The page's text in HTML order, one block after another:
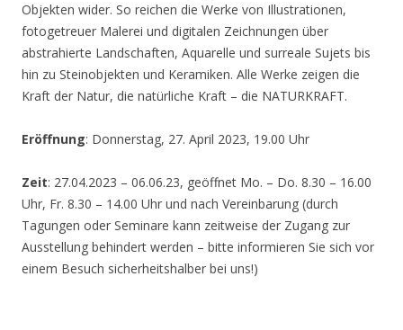
Objekten wider. So reichen die Werke von Illustrationen,
fotogetreuer Malerei und digitalen Zeichnungen über
abstrahierte Landschaften, Aquarelle und surreale Sujets bis
hin zu Steinobjekten und Keramiken. Alle Werke zeigen die
Kraft der Natur, die natürliche Kraft – die NATURKRAFT.
Eröffnung: Donnerstag, 27. April 2023, 19.00 Uhr
Zeit: 27.04.2023 – 06.06.23, geöffnet Mo. – Do. 8.30 – 16.00
Uhr, Fr. 8.30 – 14.00 Uhr und nach Vereinbarung (durch
Tagungen oder Seminare kann zeitweise der Zugang zur
Ausstellung behindert werden – bitte informieren Sie sich vor
einem Besuch sicherheitshalber bei uns!)